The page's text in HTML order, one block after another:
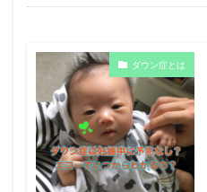
ダウン症とは